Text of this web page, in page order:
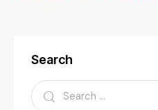
Search